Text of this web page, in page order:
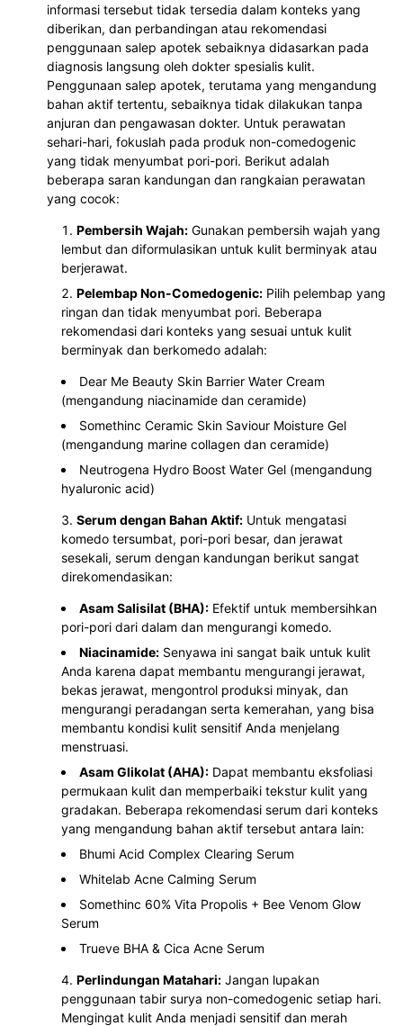
informasi tersebut tidak tersedia dalam konteks yang
diberikan, dan perbandingan atau rekomendasi
penggunaan salep apotek sebaiknya didasarkan pada
diagnosis langsung oleh dokter spesialis kulit.
Penggunaan salep apotek, terutama yang mengandung
bahan aktif tertentu, sebaiknya tidak dilakukan tanpa
anjuran dan pengawasan dokter. Untuk perawatan
sehari-hari, fokuslah pada produk non-comedogenic
yang tidak menyumbat pori-pori. Berikut adalah
beberapa saran kandungan dan rangkaian perawatan
yang cocok:
Pembersih Wajah: Gunakan pembersih wajah yang
lembut dan diformulasikan untuk kulit berminyak atau
berjerawat.
Pelembap Non-Comedogenic: Pilih pelembap yang
ringan dan tidak menyumbat pori. Beberapa
rekomendasi dari konteks yang sesuai untuk kulit
berminyak dan berkomedo adalah:
Dear Me Beauty Skin Barrier Water Cream
(mengandung niacinamide dan ceramide)
Somethinc Ceramic Skin Saviour Moisture Gel
(mengandung marine collagen dan ceramide)
Neutrogena Hydro Boost Water Gel (mengandung
hyaluronic acid)
Serum dengan Bahan Aktif: Untuk mengatasi
komedo tersumbat, pori-pori besar, dan jerawat
sesekali, serum dengan kandungan berikut sangat
direkomendasikan:
Asam Salisilat (BHA): Efektif untuk membersihkan
pori-pori dari dalam dan mengurangi komedo.
Niacinamide: Senyawa ini sangat baik untuk kulit
Anda karena dapat membantu mengurangi jerawat,
bekas jerawat, mengontrol produksi minyak, dan
mengurangi peradangan serta kemerahan, yang bisa
membantu kondisi kulit sensitif Anda menjelang
menstruasi.
Asam Glikolat (AHA): Dapat membantu eksfoliasi
permukaan kulit dan memperbaiki tekstur kulit yang
gradakan. Beberapa rekomendasi serum dari konteks
yang mengandung bahan aktif tersebut antara lain:
Bhumi Acid Complex Clearing Serum
Whitelab Acne Calming Serum
Somethinc 60% Vita Propolis + Bee Venom Glow
Serum
Trueve BHA & Cica Acne Serum
Perlindungan Matahari: Jangan lupakan
penggunaan tabir surya non-comedogenic setiap hari.
Mengingat kulit Anda menjadi sensitif dan merah